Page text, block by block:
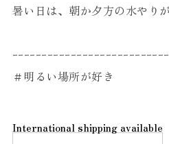
暑い日は、朝か夕方の水やり
ｰｰｰｰｰｰｰｰｰｰｰｰｰｰｰｰｰｰｰｰｰｰｰｰｰｰ
＃明るい場所が好き
International shipping available